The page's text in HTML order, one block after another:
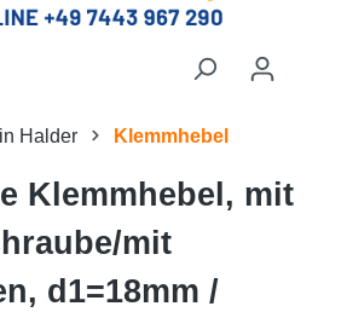
Halder Klemmhebel
Klemmhebel, mit
mit
d1=18mm /